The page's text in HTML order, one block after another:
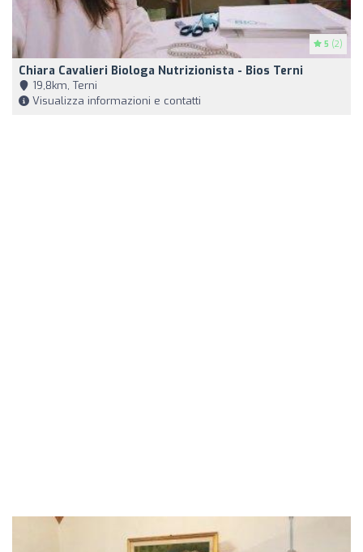
5 (2)
Chiara Cavalieri Biologa Nutrizionista - Bios Terni
19,8km, Terni
Visualizza informazioni e contatti